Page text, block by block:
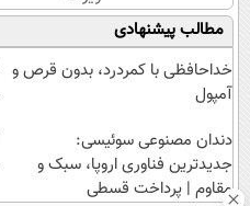
خرید
اقساطی
با
مطالب پیشنهادی
خداحافظی با کمردرد، بدون قرص و
آمپول
دندان مصنوعی سوئیسی:
جدیدترین فناوری اروپا، سبک و
مقاوم | پرداخت قسطی